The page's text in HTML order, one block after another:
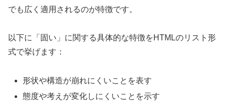
でも広く適用されるのが特徴です。
以下に「固い」に関する具体的な特徴をHTMLのリスト形
式で挙げます：
形状や構造が崩れにくいことを表す
態度や考えが変化しにくいことを示す